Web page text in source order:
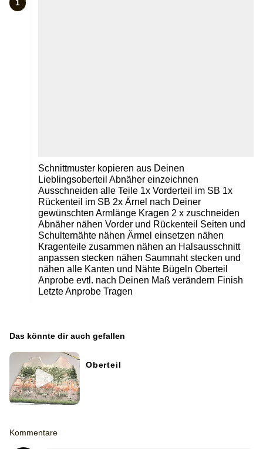
1
Schnittmuster kopieren aus Deinen
Lieblingsoberteil Abnäher einzeichnen
Ausschneiden alle Teile 1x Vorderteil im SB 1x
Rückenteil im SB 2x Ärnel nach Deiner
gewünschten Armlänge Kragen 2 x zuschneiden
Abnäher nähen Vorder und Rückenteil Seiten und
Schulternähte nähen Ärmel einsetzen nähen
Kragenteile zusammen nähen an Halsausschnitt
anpassen stecken nähen Saumnaht stecken und
nähen alle Kanten und Nähte Bügeln Oberteil
Anprobe evtl. nach Deinen Maß verändern Finish
Letzte Anprobe Tragen
Das könnte dir auch gefallen
Oberteil
Kommentare